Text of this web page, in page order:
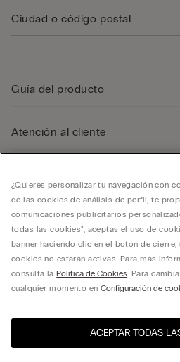
Selecciona la
Guía del producto
Atención al cliente
Empresa
FRANCHISING CALZEDONIA ESPAÑA, S.A. calle
¿Quieres personalizar tu navegación con
de las cookies de análisis de perfil, te
comunicaciones publicitarios
todas las cookies", aceptas el uso de
banner haciendo clic en el botón de cierre,
cookies no estarán activas. Para más
consulta laPolítica de Cookies. Para
cualquier momento enConfiguración de
ACEPTAR TODAS